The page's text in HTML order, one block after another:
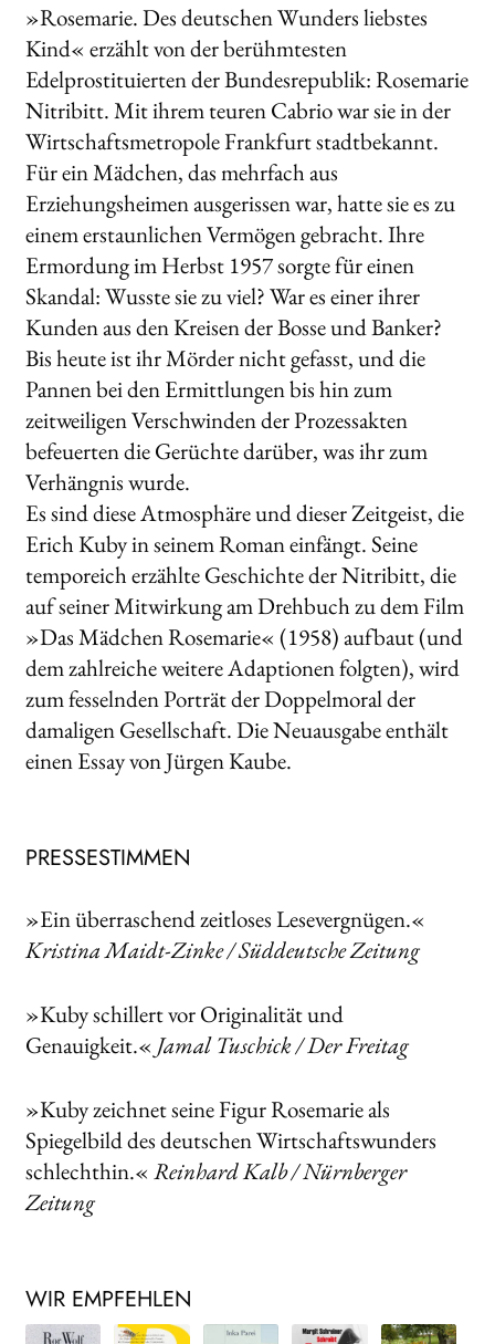
»Rosemarie. Des deutschen Wunders liebstes
Kind« erzählt von der berühmtesten
Edelprostituierten der Bundesrepublik: Rosemarie
Nitribitt. Mit ihrem teuren Cabrio war sie in der
Wirtschaftsmetropole Frankfurt stadtbekannt.
Für ein Mädchen, das mehrfach aus
Erziehungsheimen ausgerissen war, hatte sie es zu
einem erstaunlichen Vermögen gebracht. Ihre
Ermordung im Herbst 1957 sorgte für einen
Skandal: Wusste sie zu viel? War es einer ihrer
Kunden aus den Kreisen der Bosse und Banker?
Bis heute ist ihr Mörder nicht gefasst, und die
Pannen bei den Ermittlungen bis hin zum
zeitweiligen Verschwinden der Prozessakten
befeuerten die Gerüchte darüber, was ihr zum
Verhängnis wurde.
Es sind diese Atmosphäre und dieser Zeitgeist, die
Erich Kuby in seinem Roman einfängt. Seine
temporeich erzählte Geschichte der Nitribitt, die
auf seiner Mitwirkung am Drehbuch zu dem Film
»Das Mädchen Rosemarie« (1958) aufbaut (und
dem zahlreiche weitere Adaptionen folgten), wird
zum fesselnden Porträt der Doppelmoral der
damaligen Gesellschaft. Die Neuausgabe enthält
einen Essay von Jürgen Kaube.
PRESSESTIMMEN
»Ein überraschend zeitloses Lesevergnügen.«
Kristina Maidt-Zinke / Süddeutsche Zeitung
»Kuby schillert vor Originalität und
Genauigkeit.« Jamal Tuschick / Der Freitag
»Kuby zeichnet seine Figur Rosemarie als
Spiegelbild des deutschen Wirtschaftswunders
schlechthin.« Reinhard Kalb / Nürnberger
Zeitung
WIR EMPFEHLEN